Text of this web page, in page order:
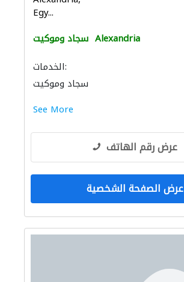
Egy...
سجاد وموكيت Alexandria
الخدمات:
سجاد وموكيت
See More
عرض رقم الهاتف
عرض الصفحة الشخصية